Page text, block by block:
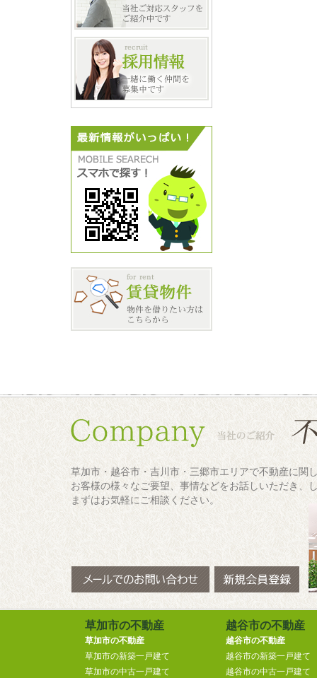
草加市・越谷市・吉川市・三郷市エリアで不動産に関
お客様の様々なご要望、事情などをお話しいただき、
まずはお気軽にご相談ください。
草加市の不動産
草加市の不動産
草加市の新築一戸建て
草加市の中古一戸建て
越谷市の不動産
越谷市の不動産
越谷市の新築一戸建て
越谷市の中古一戸建て